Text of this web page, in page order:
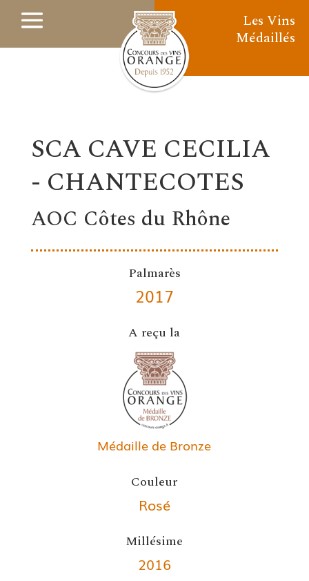
Les Vins
Médaillés
SCA CAVE CECILIA
- CHANTECOTES
AOC Côtes du Rhône
Palmarès
2017
A reçu la
Médaille de Bronze
Couleur
Rosé
Millésime
2016